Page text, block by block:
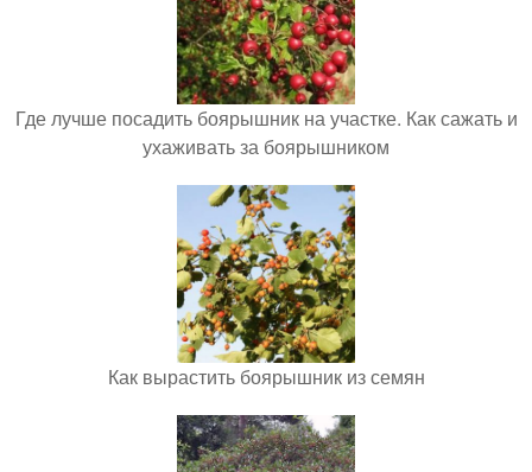
Где лучше посадить боярышник на участке. Как сажать и
ухаживать за боярышником
Как вырастить боярышник из семян